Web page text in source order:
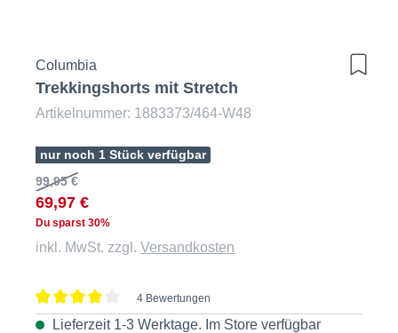
Columbia
Trekkingshorts mit Stretch
Artikelnummer: 1883373/464-W48
nur noch 1 Stück verfügbar
99,95 €
69,97 €
Du sparst 30%
inkl. MwSt. zzgl. Versandkosten
Durchschnittliche Bewertung von 4 von 5 Sternen
4 Bewertungen
Lieferzeit 1-3 Werktage. Im Store verfügbar